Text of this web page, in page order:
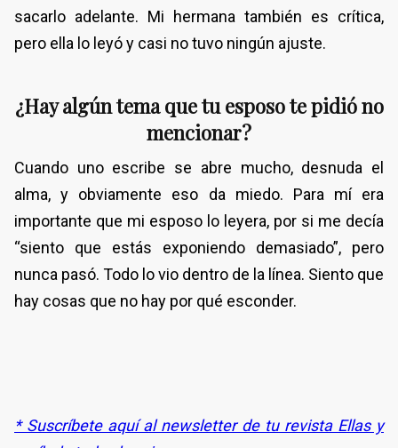
sacarlo adelante. Mi hermana también es crítica,
pero ella lo leyó y casi no tuvo ningún ajuste.
¿Hay algún tema que tu esposo te pidió no
mencionar?
Cuando uno escribe se abre mucho, desnuda el
alma, y obviamente eso da miedo. Para mí era
importante que mi esposo lo leyera, por si me decía
“siento que estás exponiendo demasiado”, pero
nunca pasó. Todo lo vio dentro de la línea. Siento que
hay cosas que no hay por qué esconder.
* Suscríbete aquí al newsletter de tu revista Ellas y